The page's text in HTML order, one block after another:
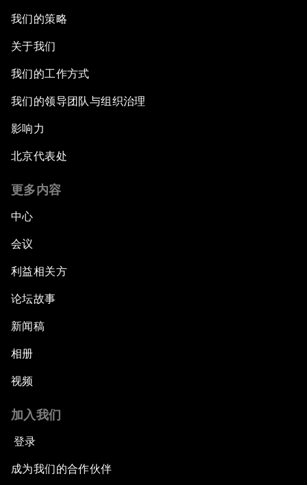
我们的策略
关于我们
我们的工作方式
我们的领导团队与组织治理
影响力
北京代表处
更多内容
中心
会议
利益相关方
论坛故事
新闻稿
相册
视频
加入我们
登录
成为我们的合作伙伴